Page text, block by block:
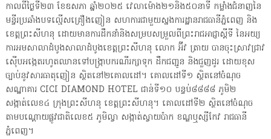
កាលពីថ្ងៃទី២៣ ខែឧសភា ឆ្នាំ២០២៥ វេលាម៉ោង២១និង៥០នាទី កម្លាំងជំនាញនៃ
មន្ទីរប្រឆាំងបទល្មើសគ្រឿងញៀន សហការជាមួយស្នងការដ្ឋានរាជធានីភ្នំពេញ និង
ខេត្តព្រះសីហនុ ដោយមានការដឹកនាំនិងសម្របសម្រួលពីព្រះរាជអាជ្ញាស្តីទី នៃអយ្យ
ការអមសាលាដំបូងសាលាដំបូងខេត្តព្រះសីហនុ លោក អ៊ីវ ត្រាយ បានចុះស្រាវជ្រាវ
ស៊ើបអង្កេតរហូតឈានទៅបង្ក្រាបករណីរក្សាទុក ដឹកជញ្ជូន និងជួញដូរ ដោយខុស
ច្បាប់នូវសារធាតុញៀន ស្ថិតនៅ២គោលដៅ។ គោលដៅទី១ ស្ថិតនៅចំណុច
សណ្ឋាគារ CICI DIAMOND HOTEL ជាន់ទី១០ បន្ទប់៨៨៨៨ ភូមិ២
សង្កាត់លេខ៤ ក្រុងព្រះសីហនុ ខេត្តព្រះសីហនុ។ គោលដៅទី២ ស្ថិតនៅចំណុច
តាមបណ្តោយផ្លូវជាតិលេខ៥ ភូមិល្វា សង្កាត់ស្វាយប៉ាក ខណ្ឌឬស្សីកែវ រាជធានី
ភ្នំពេញ។